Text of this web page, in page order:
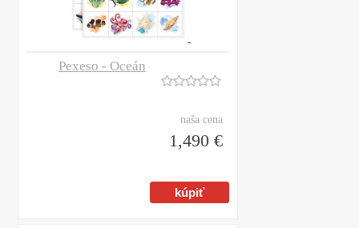
Pexeso - Oceán
naša cena
1,490 €